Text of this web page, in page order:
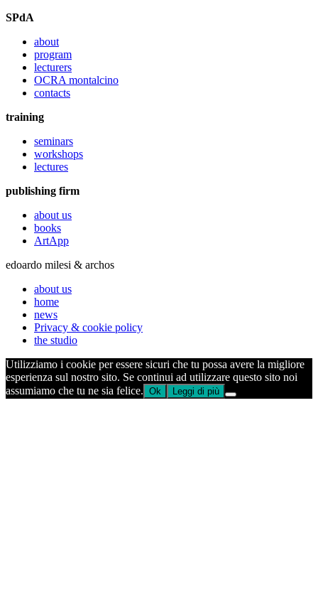
SPdA
about
program
lecturers
OCRA montalcino
contacts
training
seminars
workshops
lectures
publishing firm
about us
books
ArtApp
edoardo milesi & archos
about us
home
news
Privacy & cookie policy
the studio
Utilizziamo i cookie per essere sicuri che tu possa avere la migliore
esperienza sul nostro sito. Se continui ad utilizzare questo sito noi
assumiamo che tu ne sia felice. Ok Leggi di più